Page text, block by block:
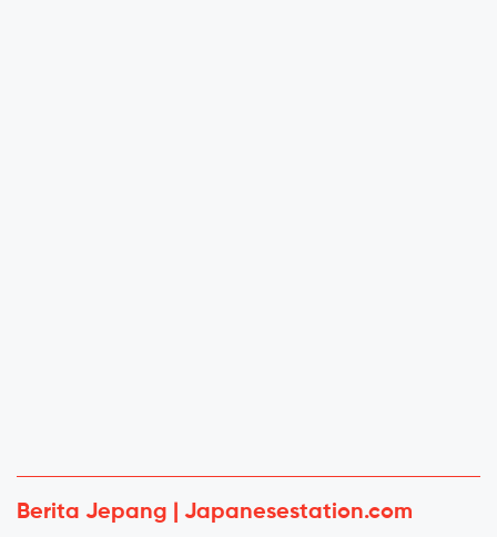
Berita Jepang | Japanesestation.com